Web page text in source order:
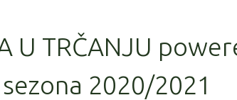
U TRČANJU
2020/2021